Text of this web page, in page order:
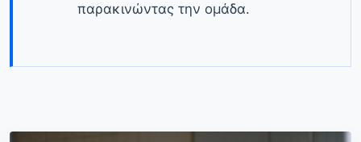
παρακινώντας την ομάδα.